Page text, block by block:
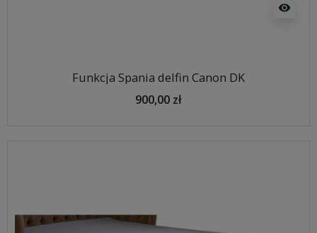
visibility
Funkcja Spania delfin Canon DK
900,00 zł